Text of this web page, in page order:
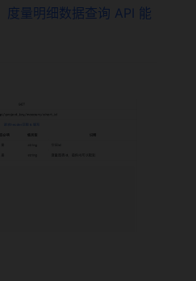
度量明细数据查询 API 能